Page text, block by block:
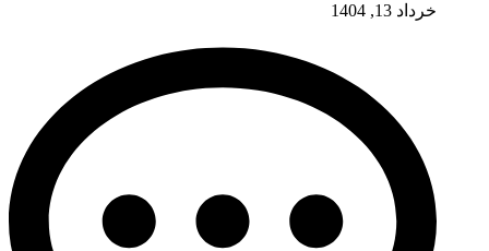
خرداد 13, 1404